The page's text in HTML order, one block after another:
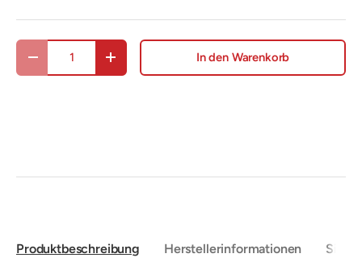
Anzahl
Menge verringernMenge erhöhen In den Warenkorb
Produktbeschreibung Herstellerinformationen